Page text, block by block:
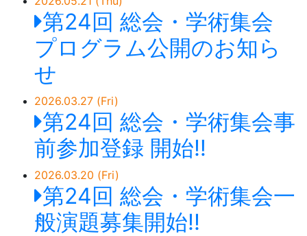
第24回 総会・学術集会
プログラム公開のお知ら
せ
2026.03.27 (Fri)
第24回 総会・学術集会事
前参加登録 開始‼
2026.03.20 (Fri)
第24回 総会・学術集会一
般演題募集開始!!